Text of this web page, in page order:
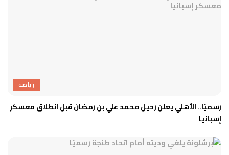
رياضة
رسميًا.. الأهلي يعلن رحيل محمد علي بن رمضان قبل انطلاق معسكر
إسبانيا